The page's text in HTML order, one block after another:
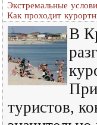
Экстремальные
Как проходит
В
туристов,